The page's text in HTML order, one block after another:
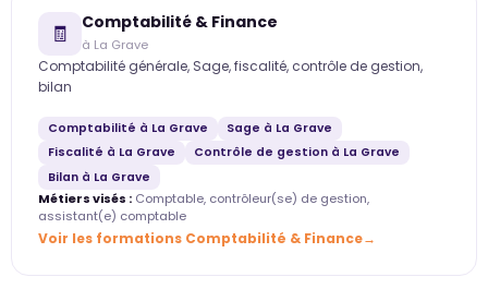
🧾 Comptabilité & Finance
à La Grave
Comptabilité générale, Sage, fiscalité, contrôle de gestion,
bilan
Comptabilité à La Grave
Sage à La Grave
Fiscalité à La Grave
Contrôle de gestion à La Grave
Bilan à La Grave
Métiers visés : Comptable, contrôleur(se) de gestion,
assistant(e) comptable
Voir les formations Comptabilité & Finance